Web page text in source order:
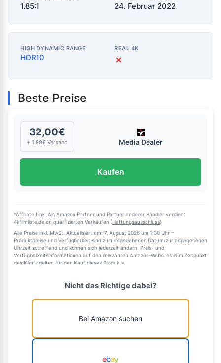
1.85:1 24. Februar 2022
HIGH DYNAMIC RANGE
HDR10
REAL 4K
✗
Beste Preise
Media Dealer
32,00€
+ 1,99€ Versand
Kaufen
*Affiliate Link: Als Amazon Partner und Partner anderer Händler verdient
4kfilmliste.de an qualifizierten Verkäufen (Haftungsausschluss)
Alle Preise inkl. MwSt. Aktualisiert am: 7. August 2026 um 1:30 Uhr –
Produktpreise und Verfügbarkeit sind zum angegebenen Datum/zur angegebenen
Uhrzeit zutreffend und können sich jederzeit ändern. Preis- und
Verfügbarkeitsinformationen auf den relevanten Amazon-Websites zum Zeitpunkt
des Kaufs gelten für den Kauf dieses Produkts.
Nicht das Richtige dabei?
Bei Amazon suchen